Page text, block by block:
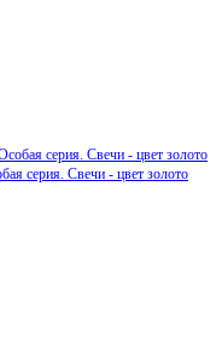
серия. Свечи - цвет золото